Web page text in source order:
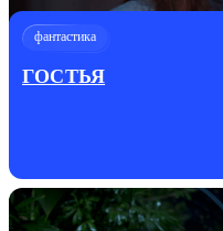
фантастика
ГОСТЬЯ